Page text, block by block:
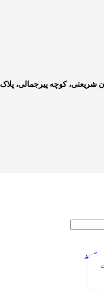
شریعتی، کوچه پیرجمالی، پلاک ۱۱
کنید